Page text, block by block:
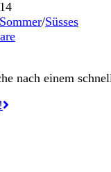
Sommer/Süsses
nach einem